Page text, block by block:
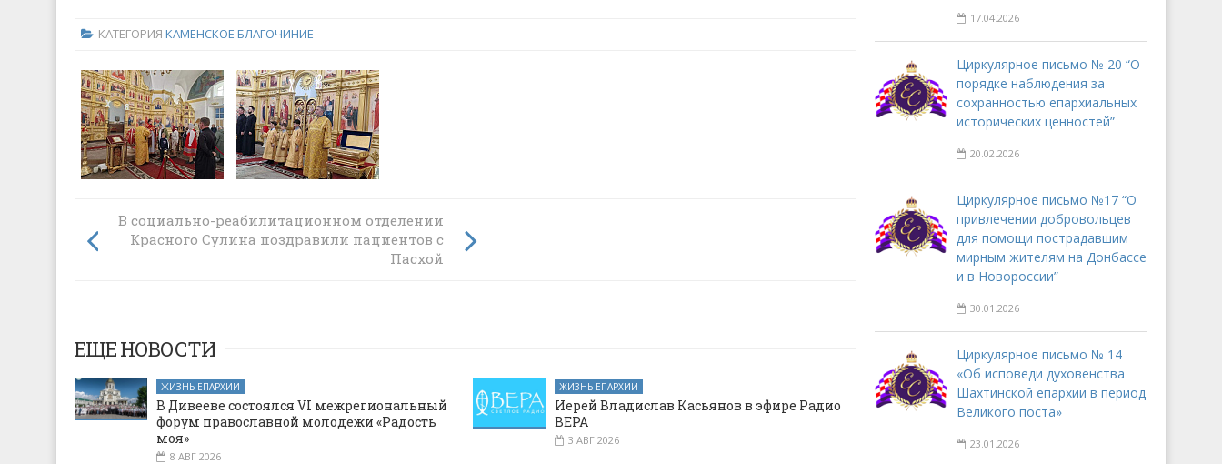
КАТЕГОРИЯ КАМЕНСКОЕ БЛАГОЧИНИЕ
Пасхальная радость в доме престарелых
В социально-реабилитационном отделении
Красного Сулина поздравили пациентов с
Пасхой
ЕЩЕ НОВОСТИ
ЖИЗНЬ ЕПАРХИИ
В Дивееве состоялся VI межрегиональный
форум православной молодежи «Радость
моя»
8 АВГ 2026
ЖИЗНЬ ЕПАРХИИ
Иерей Владислав Касьянов в эфире Радио
ВЕРА
3 АВГ 2026
17.04.2026
Циркулярное письмо № 20 “О
порядке наблюдения за
сохранностью епархиальных
исторических ценностей”
20.02.2026
Циркулярное письмо №17 “О
привлечении добровольцев
для помощи пострадавшим
мирным жителям на Донбассе
и в Новороссии”
30.01.2026
Циркулярное письмо № 14
«Об исповеди духовенства
Шахтинской епархии в период
Великого поста»
23.01.2026